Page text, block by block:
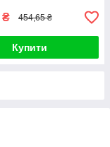
₴ 454,65 ₴
Купити